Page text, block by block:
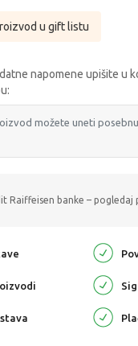
u gift listu
napomene upišite u
Raiffeisen banke – pogledaj